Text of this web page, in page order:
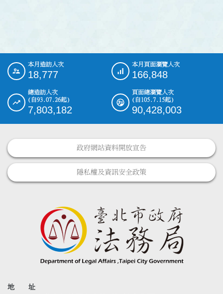
::: 本月造訪人次
18,777
本月頁面瀏覽人次
166,848
總造訪人次
(自93.07.26起)
7,803,182
頁面總瀏覽人次
(自105.7.15起)
90,428,003
政府網站資料開放宣告
隱私權及資訊安全政策
地 址